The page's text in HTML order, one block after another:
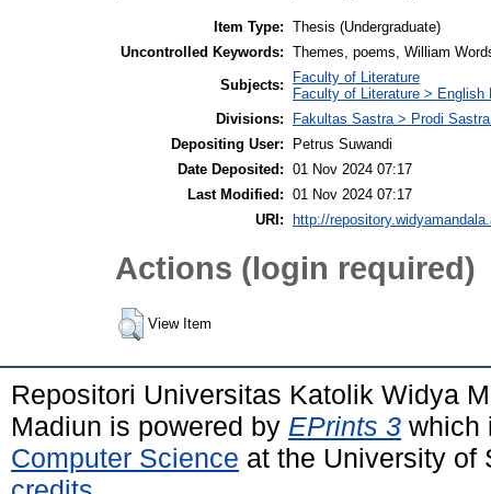
Item Type: Thesis (Undergraduate)
Uncontrolled Keywords: Themes, poems, William
Subjects:
Faculty of Literature
Faculty of Literature > English
Divisions:
Fakultas Sastra > Prodi
Depositing User:
Petrus Suwandi
Date Deposited: 01 Nov 2024 07:17
Last Modified: 01 Nov 2024 07:17
URI:
http://
Actions (login required)
View Item
Repositori Universitas Katolik Widya
Madiun is powered by EPrints 3 which
Computer Science at the University of